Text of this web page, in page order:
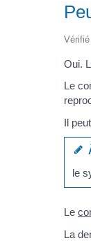
Oui.
Le
Il
le
Le
La